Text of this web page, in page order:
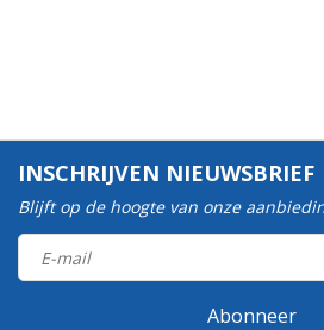
INSCHRIJVEN NIEUWSBRIEF
Blijft op de hoogte van onze
Abonneer